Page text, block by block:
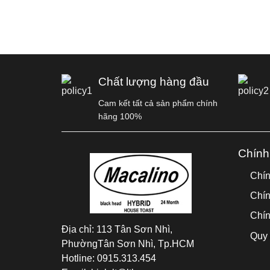
Chất lượng hàng đầu
Cam kết tất cả sản phẩm chính
hãng 100%
Địa chỉ: 113 Tân Sơn Nhì,
PhườngTân Sơn Nhì, Tp.HCM
Hotline: 0915.313.454
Quy